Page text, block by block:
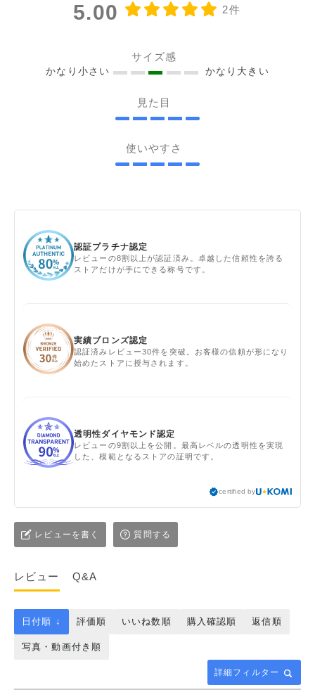
5.00 2件
サイズ感
かなり小さい かなり大きい
見た目
使いやすさ
認証プラチナ認定
レビューの8割以上が認証済み。卓越した信頼性を誇る
ストアだけが手にできる称号です。
実績ブロンズ認定
認証済みレビュー30件を突破。お客様の信頼が形になり
始めたストアに授与されます。
透明性ダイヤモンド認定
レビューの9割以上を公開。最高レベルの透明性を実現
した、模範となるストアの証明です。
certified by
レビューを書く 質問する
レビュー Q&A
詳細フィルター
日付順 ↓ 評価順 いいね数順 購入確認順 返信順
写真・動画付き順